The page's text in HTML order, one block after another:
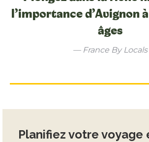
l’importance d’Avignon
âges
— France By Locals
Planifiez votre voyage